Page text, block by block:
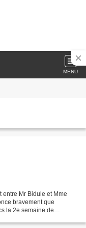
MENU
entre Mr Bidule et Mme
bravement que
la 2e semaine de